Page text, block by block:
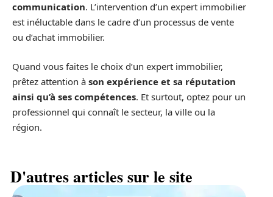
communication. L’intervention d’un expert immobilier
est inéluctable dans le cadre d’un processus de vente
ou d’achat immobilier.
Quand vous faites le choix d’un expert immobilier,
prêtez attention à son expérience et sa réputation
ainsi qu’à ses compétences. Et surtout, optez pour un
professionnel qui connaît le secteur, la ville ou la
région.
D'autres articles sur le site